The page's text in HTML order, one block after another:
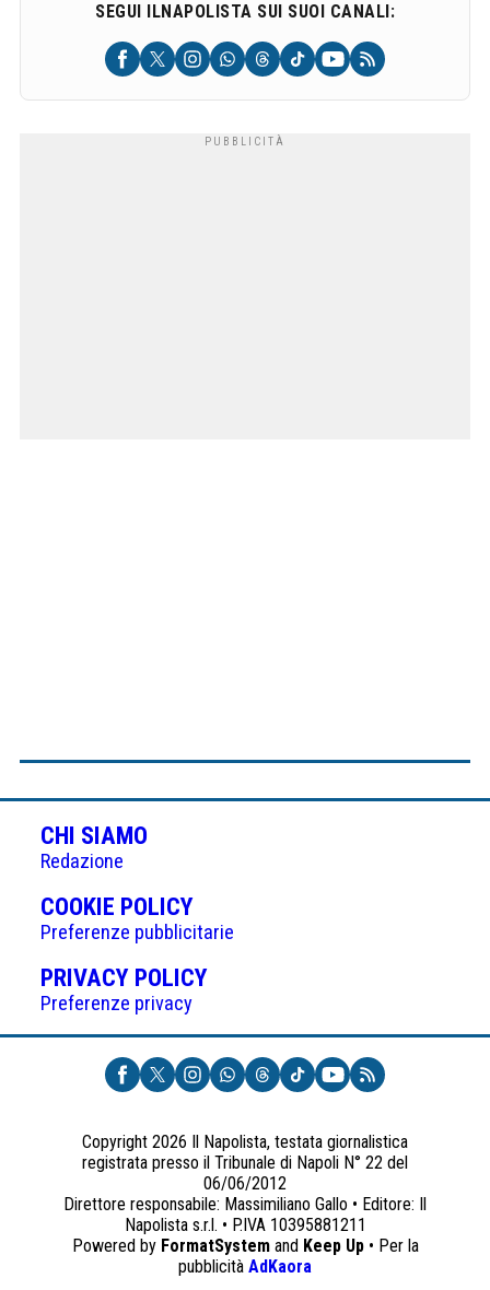
SEGUI ILNAPOLISTA SUI SUOI CANALI:
CHI SIAMO
Redazione
COOKIE POLICY(APRE
IN
UNA
NUOVA
Preferenze pubblicitarie
PRIVACY POLICY(APRE
UNA
NUOVA
SCHEDA)
Preferenze privacy
Copyright 2026 Il Napolista, testata giornalistica
registrata presso il Tribunale di Napoli N° 22 del
06/06/2012
Direttore responsabile: Massimiliano Gallo • Editore: Il
Napolista s.r.l. • P.IVA 10395881211
Powered by FormatSystemand Keep Up• Per la
pubblicità AdKaora